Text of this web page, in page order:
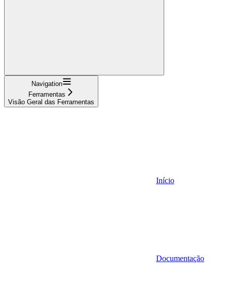
Navigation
Ferramentas
Visão Geral das Ferramentas
Início
Documentação